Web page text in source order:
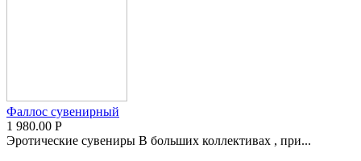
Фаллос сувенирный
1 980.00 Р
Эротические сувениры В больших коллективах , при...